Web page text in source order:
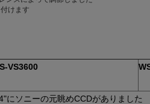
けます
VS3600
にソニーの元眺めCCDがありました